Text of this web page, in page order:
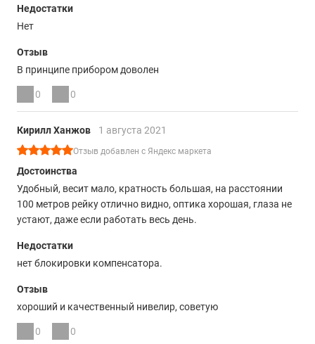
Недостатки
Нет
Отзыв
В принципе прибором доволен
0 0
Кирилл Ханжов 1 августа 2021
Отзыв добавлен с Яндекс маркета
Достоинства
Удобный, весит мало, кратность большая, на расстоянии
100 метров рейку отлично видно, оптика хорошая, глаза не
устают, даже если работать весь день.
Недостатки
нет блокировки компенсатора.
Отзыв
хороший и качественный нивелир, советую
0 0